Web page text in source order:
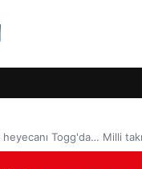
Togg'da… Milli